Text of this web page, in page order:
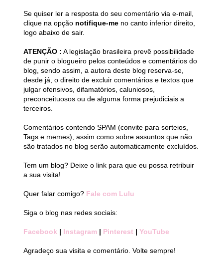
Se quiser ler a resposta do seu comentário via e-mail,
clique na opção notifique-me no canto inferior direito,
logo abaixo de sair.
ATENÇÃO : A legislação brasileira prevê possibilidade
de punir o blogueiro pelos conteúdos e comentários do
blog, sendo assim, a autora deste blog reserva-se,
desde já, o direito de excluir comentários e textos que
julgar ofensivos, difamatórios, caluniosos,
preconceituosos ou de alguma forma prejudiciais a
terceiros.
Comentários contendo SPAM (convite para sorteios,
Tags e memes), assim como sobre assuntos que não
são tratados no blog serão automaticamente excluídos.
Tem um blog? Deixe o link para que eu possa retribuir
a sua visita!
Quer falar comigo? Fale com Lulu
Siga o blog nas redes sociais:
Facebook | Instagram | Pinterest | YouTube
Agradeço sua visita e comentário. Volte sempre!